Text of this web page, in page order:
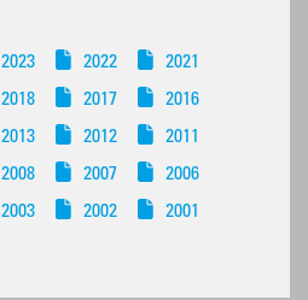
2023 2022
2021
2018 2017
2016
2013 2012
2011
2008 2007
2006
2003 2002
2001